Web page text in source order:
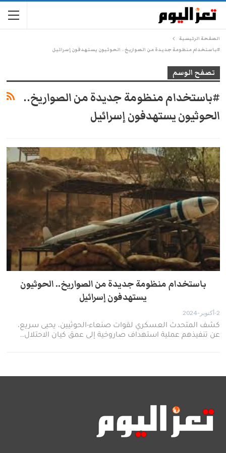
الصفحة الرئيسية
#باستخدام منظومة جديدة من الصواريخ.. الحوثيون يستهدفون إسرائيل
تصفح الوسم
#باستخدام منظومة جديدة من الصواريخ..
الحوثيون يستهدفون إسرائيل
باستخدام منظومة جديدة من الصواريخ.. الحوثيون
يستهدفون إسرائيل
2-أكتوبر- 2024
كشف المتحدث العسكري لقوات صنعاء-الحوثيين، يحيى سريع،
عن تنفيذهم عملية استهداف صاروخية إلى عمق كيان الاحتلال…